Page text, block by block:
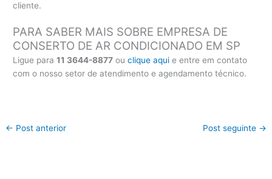
cliente.
PARA SABER MAIS SOBRE EMPRESA DE
CONSERTO DE AR CONDICIONADO EM SP
Ligue para11 3644-8877 ouclique aqui e entre em contato
com o nosso setor de atendimento e agendamento técnico.
← Post anterior Post seguinte →